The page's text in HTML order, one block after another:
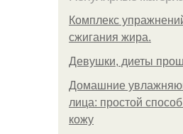
Комплекс
сжигания жира.
Девушки, диеты
Домашние
лица: простой
кожу